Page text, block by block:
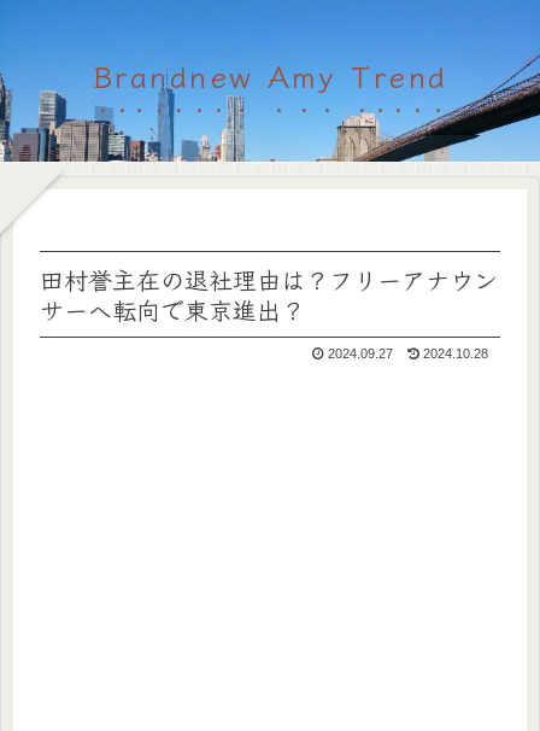
Brandnew Amy Trend
田村誉主在の退社理由は？フリーアナウン
サーへ転向で東京進出？
2024.09.27 2024.10.28